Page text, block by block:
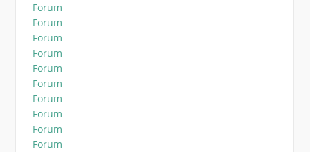
Forum
Forum
Forum
Forum
Forum
Forum
Forum
Forum
Forum
Forum